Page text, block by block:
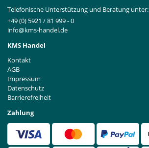
Telefonische Unterstützung und Beratung unter:
+49 (0) 5921 / 81 999 - 0
info@kms-handel.de
KMS Handel
Kontakt
AGB
Impressum
Datenschutz
Barrierefreiheit
Zahlung